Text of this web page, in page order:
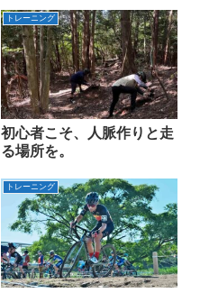
トレーニング
初心者こそ、人脈作りと走
る場所を。
トレーニング